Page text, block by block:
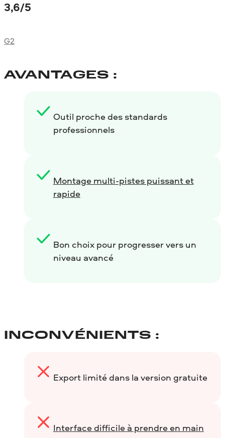
3,6/5
G2
AVANTAGES :
Outil proche des standards
professionnels
Montage multi-pistes puissant et
rapide
Bon choix pour progresser vers un
niveau avancé
INCONVÉNIENTS :
Export limité dans la version gratuite
Interface difficile à prendre en main